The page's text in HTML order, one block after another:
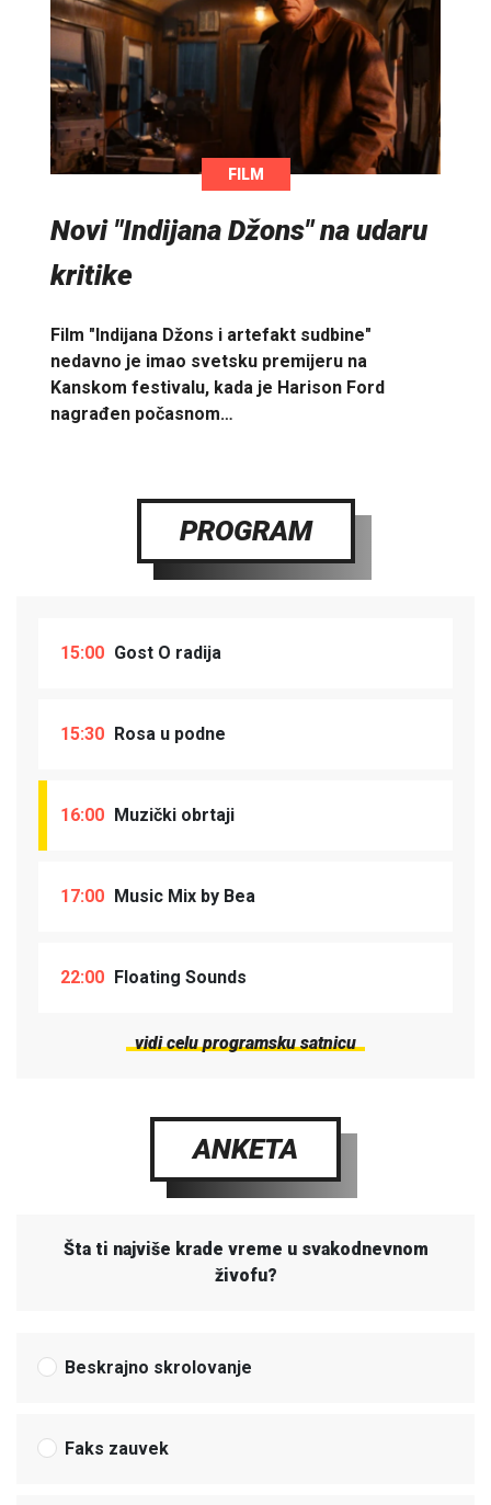
FILM
Novi "Indijana Džons" na udaru
kritike
Film "Indijana Džons i artefakt sudbine"
nedavno je imao svetsku premijeru na
Kanskom festivalu, kada je Harison Ford
nagrađen počasnom…
PROGRAM
15:00 Gost O radija
15:30 Rosa u podne
16:00 Muzički obrtaji
17:00 Music Mix by Bea
22:00 Floating Sounds
vidi celu programsku satnicu
ANKETA
Šta ti najviše krade vreme u svakodnevnom
živofu?
Beskrajno skrolovanje
Faks zauvek